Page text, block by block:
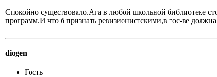
Спокойно существовало.Ага в любой школьной библиотеке
программ.И что б признать ревизионистскими,в гос-ве
diogen
Гость